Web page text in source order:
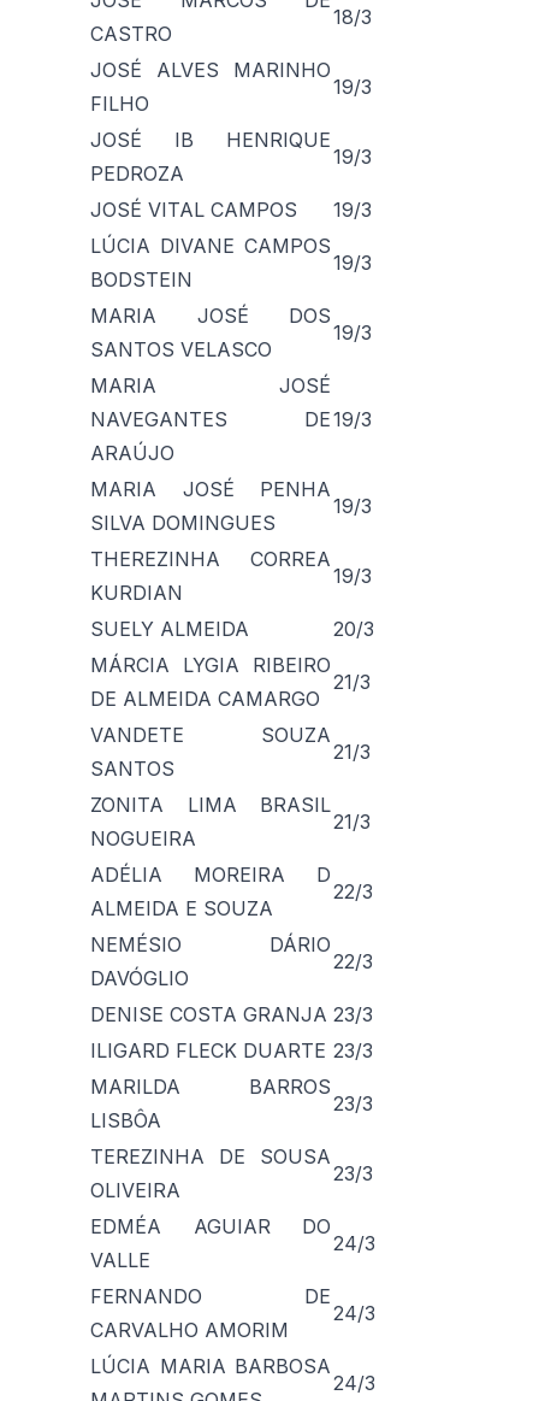
CASTRO
18/3
JOSÉ ALVES MARINHO
FILHO
19/3
JOSÉ IB HENRIQUE
PEDROZA
19/3
JOSÉ VITAL CAMPOS
19/3
LÚCIA DIVANE CAMPOS
BODSTEIN
19/3
MARIA JOSÉ DOS
SANTOS VELASCO
19/3
MARIA JOSÉ
NAVEGANTES DE
ARAÚJO
19/3
MARIA JOSÉ PENHA
SILVA DOMINGUES
19/3
THEREZINHA CORREA
KURDIAN
19/3
SUELY ALMEIDA
20/3
MÁRCIA LYGIA RIBEIRO
DE ALMEIDA CAMARGO
21/3
VANDETE SOUZA
SANTOS
21/3
ZONITA LIMA BRASIL
NOGUEIRA
21/3
ADÉLIA MOREIRA D
ALMEIDA E SOUZA
22/3
NEMÉSIO DÁRIO
DAVÓGLIO
22/3
DENISE COSTA GRANJA 23/3
ILIGARD FLECK DUARTE 23/3
MARILDA BARROS
LISBÔA
23/3
TEREZINHA DE SOUSA
OLIVEIRA
23/3
EDMÉA AGUIAR DO
VALLE
24/3
FERNANDO DE
CARVALHO AMORIM
24/3
LÚCIA MARIA BARBOSA
24/3